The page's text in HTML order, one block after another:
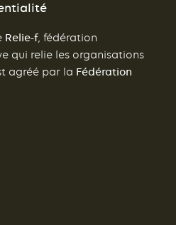
Relie-f, fédération
qui relie les organisations
agréé par la Fédération